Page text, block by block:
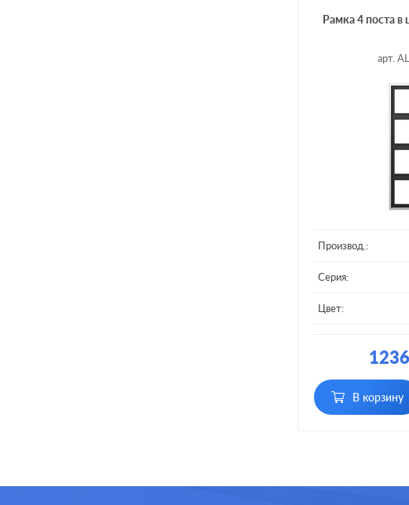
Рамка 4 поста
арт.
Производ.:
Серия:
Цвет:
В корзину